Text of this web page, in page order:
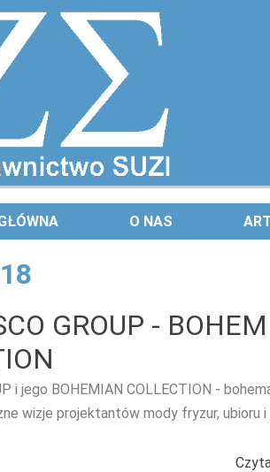
O NAS
GROUP -
i jego BOHEMIAN COLLECTION -
wizje projektantów mody fryzur, ubioru i